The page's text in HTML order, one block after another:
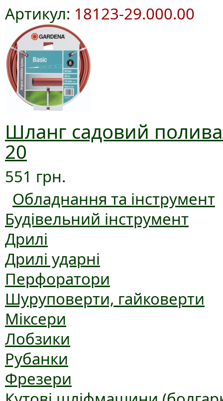
Артикул: 18123-29.000.00
Шланг садовий
20
551 грн.
Обладнання та інструмент
Будівельний інструмент
Дрилі
Дрилі ударні
Перфоратори
Шуруповерти, гайковерти
Міксери
Лобзики
Рубанки
Фрезери